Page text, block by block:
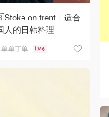
on trent｜适合
人的日韩料理
单单丁单 6